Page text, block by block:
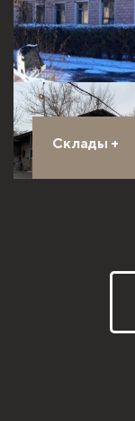
Склады +